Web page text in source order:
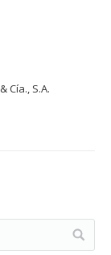
Cía., S.A.